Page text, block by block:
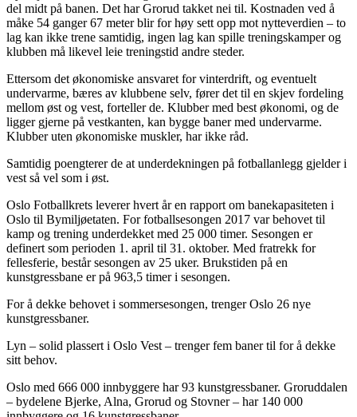
del midt på banen. Det har Grorud takket nei til. Kostnaden ved å
måke 54 ganger 67 meter blir for høy sett opp mot nytteverdien – to
lag kan ikke trene samtidig, ingen lag kan spille treningskamper og
klubben må likevel leie treningstid andre steder.
Ettersom det økonomiske ansvaret for vinterdrift, og eventuelt
undervarme, bæres av klubbene selv, fører det til en skjev fordeling
mellom øst og vest, forteller de. Klubber med best økonomi, og de
ligger gjerne på vestkanten, kan bygge baner med undervarme.
Klubber uten økonomiske muskler, har ikke råd.
Samtidig poengterer de at underdekningen på fotballanlegg gjelder i
vest så vel som i øst.
Oslo Fotballkrets leverer hvert år en rapport om banekapasiteten i
Oslo til Bymiljøetaten. For fotballsesongen 2017 var behovet til
kamp og trening underdekket med 25 000 timer. Sesongen er
definert som perioden 1. april til 31. oktober. Med fratrekk for
fellesferie, består sesongen av 25 uker. Brukstiden på en
kunstgressbane er på 963,5 timer i sesongen.
For å dekke behovet i sommersesongen, trenger Oslo 26 nye
kunstgressbaner.
Lyn – solid plassert i Oslo Vest – trenger fem baner til for å dekke
sitt behov.
Oslo med 666 000 innbyggere har 93 kunstgressbaner. Groruddalen
– bydelene Bjerke, Alna, Grorud og Stovner – har 140 000